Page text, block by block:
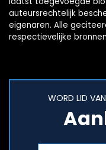
auteursrechtelijk
eigenaren. Alle
respectievelijke
WORD LID